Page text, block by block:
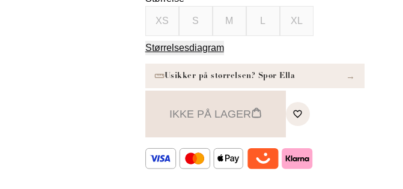
XS S M XL
Størrelsesdiagram
IKKE PÅ LAGER